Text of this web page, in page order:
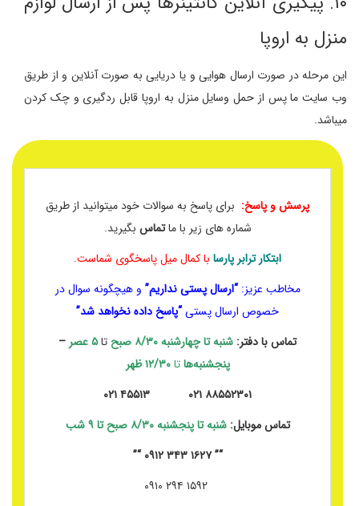
منزل به اروپا
این مرحله در صورت ارسال هوایی و یا دریایی به صورت آنلاین و از طریق
وب سایت ما پس از حمل وسایل منزل به اروپا قابل ردگیری و چک کردن
میباشد.
پرسش و پاسخ: برای پاسخ به سوالات خود میتوانید از طریق
شماره های زیر با ماتماس بگیرید.
ابتکار ترابر پارسا با کمال میل پاسخگوی شماست.
مخاطب عزیز:“ارسال پستی نداریم” و هیچگونه سوال در
خصوص ارسال پستی“پاسخ داده نخواهد شد”
تماس با دفتر: شنبه تا چهارشنبه۸/۳۰ صبح تا۵ عصر
–
پنجشنبه‌هاتا۱۲/۳۰ ظهر
۸۸۵۵۲۳۰۱ ۰۲۱ ۴۵۵۱۳ ۰۲۱
تماس موبایل: شنبه تا پنجشنبه ۸/۳۰ صبح تا ۹ شب
“” ۱۶۲۷ ۳۴۳ ۰۹۱۲ “”